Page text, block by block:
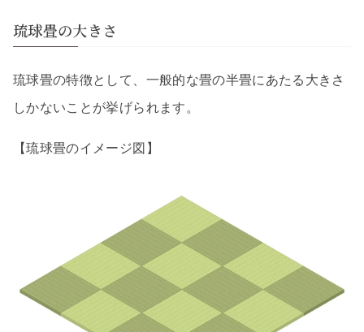
琉球畳の大きさ
琉球畳の特徴として、一般的な畳の半畳にあたる大きさ
しかないことが挙げられます。
【琉球畳のイメージ図】